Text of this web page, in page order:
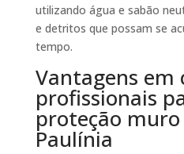
utilizando água e sabão
e detritos que possam se
tempo.
Vantagens
profissionais
proteção
Paulínia